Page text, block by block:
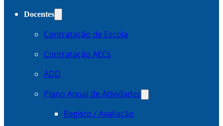
Docentes
Contratação de Escola
Contratação AECs
ADD
Plano Anual de Atividades
Registo / Avaliação